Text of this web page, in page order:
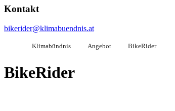
Kontakt
bikerider@klimabuendnis.at
Klimabündnis Angebot BikeRider
BikeRider